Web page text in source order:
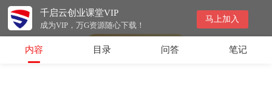
千启云创业课堂VIP
成为VIP，万G资源随心下载！
马上加入
收费课程，购买后即可解锁观看
内容 目录 问答 笔记